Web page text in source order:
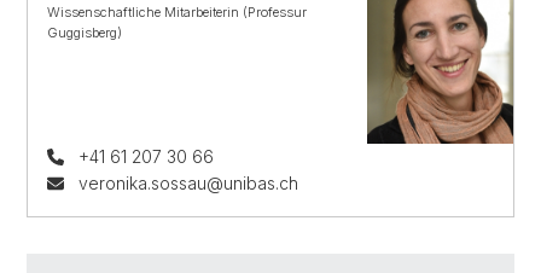
Wissenschaftliche Mitarbeiterin (Professur
Guggisberg)
+41 61 207 30 66
veronika.sossau@unibas.ch